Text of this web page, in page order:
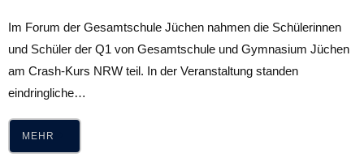
Im Forum der Gesamtschule Jüchen nahmen die Schülerinnen
und Schüler der Q1 von Gesamtschule und Gymnasium Jüchen
am Crash-Kurs NRW teil. In der Veranstaltung standen
eindringliche…
MEHR